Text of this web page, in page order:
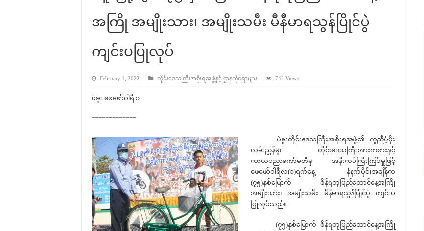
အကြို အမျိုးသား၊ အမျိုးသမီး မီနီမာရသွန်ပြိုင်ပွဲ
ကျင်းပပြုလုပ်
February 1, 2022 တိုင်းဒေသကြီးအစိုးရအဖွဲ့နှင့် ဌာနဆိုင်ရာများ 742 Views
ပဲခူး ဖေဖော်ဝါရီ ၁
=============
ပဲခူးတိုင်းဒေသကြီးအစိုးရအဖွဲ့၏ ကူညီပံ့ပိုး
လမ်းညွှန်မှု၊ တိုင်းဒေသကြီးအားကစားနှင့်
ကာယပညာ‌ကော်မတီမှ အနီးကပ်ကြီးကြပ်မှုဖြင့်
ဖေဖော်ဝါရီလ(၁)ရက်နေ့ နံနက်ပိုင်းအချိန်က
(၇၅)နှစ်မြောက် စိန်ရတုပြည်ထောင်နေ့အကြို
အမျိုးသား၊ အမျိုးသမီး မီနီမာရသွန်ပြိုင်ပွဲ ကျင်းပ
ပြုလုပ်သည်။
(၇၅)နှစ်မြောက် စိန်ရတုပြည်ထောင်နေ့အကြို